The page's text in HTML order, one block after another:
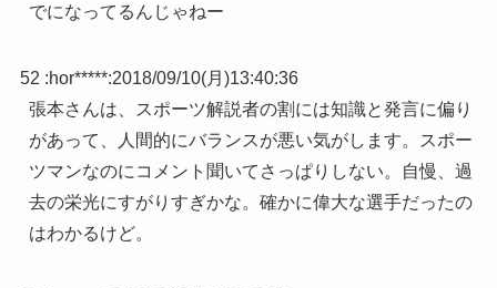
でになってるんじゃねー
52 :hor*****:2018/09/10(月)13:40:36
張本さんは、スポーツ解説者の割には知識と発言に偏り
があって、人間的にバランスが悪い気がします。スポー
ツマンなのにコメント聞いてさっぱりしない。自慢、過
去の栄光にすがりすぎかな。確かに偉大な選手だったの
はわかるけど。